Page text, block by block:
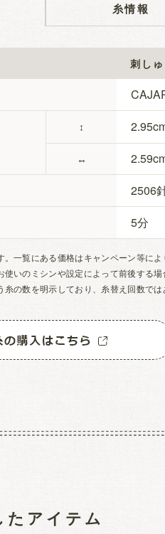
糸情報
刺し
↕
↔
2.95
2.59
2506
5
一覧にある価格はキャンペーン等によ
いのミシンや設定によって前後する場
の数を明示しており、糸替え回数では
たアイテム